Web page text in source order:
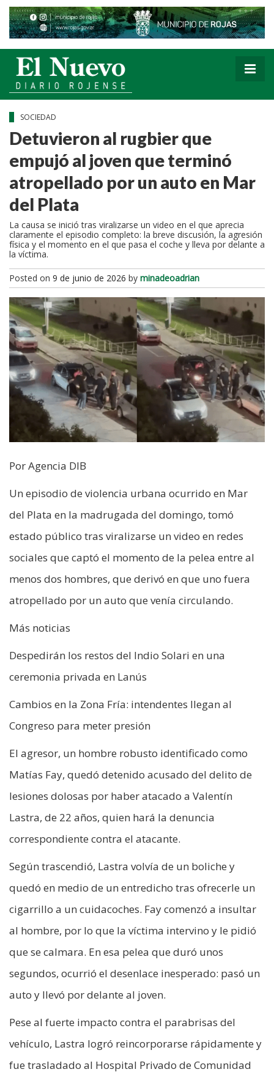
SOCIEDAD
Detuvieron al rugbier que
empujó al joven que terminó
atropellado por un auto en Mar
del Plata
La causa se inició tras viralizarse un video en el que aprecia
claramente el episodio completo: la breve discusión, la agresión
física y el momento en el que pasa el coche y lleva por delante a
la víctima.
Posted on 9 de junio de 2026 by minadeoadrian
Por Agencia DIB
Un episodio de violencia urbana ocurrido en Mar
del Plata en la madrugada del domingo, tomó
estado público tras viralizarse un video en redes
sociales que captó el momento de la pelea entre al
menos dos hombres, que derivó en que uno fuera
atropellado por un auto que venía circulando.
Más noticias
Despedirán los restos del Indio Solari en una
ceremonia privada en Lanús
Cambios en la Zona Fría: intendentes llegan al
Congreso para meter presión
El agresor, un hombre robusto identificado como
Matías Fay, quedó detenido acusado del delito de
lesiones dolosas por haber atacado a Valentín
Lastra, de 22 años, quien hará la denuncia
correspondiente contra el atacante.
Según trascendió, Lastra volvía de un boliche y
quedó en medio de un entredicho tras ofrecerle un
cigarrillo a un cuidacoches. Fay comenzó a insultar
al hombre, por lo que la víctima intervino y le pidió
que se calmara. En esa pelea que duró unos
segundos, ocurrió el desenlace inesperado: pasó un
auto y llevó por delante al joven.
Pese al fuerte impacto contra el parabrisas del
vehículo, Lastra logró reincorporarse rápidamente y
fue trasladado al Hospital Privado de Comunidad